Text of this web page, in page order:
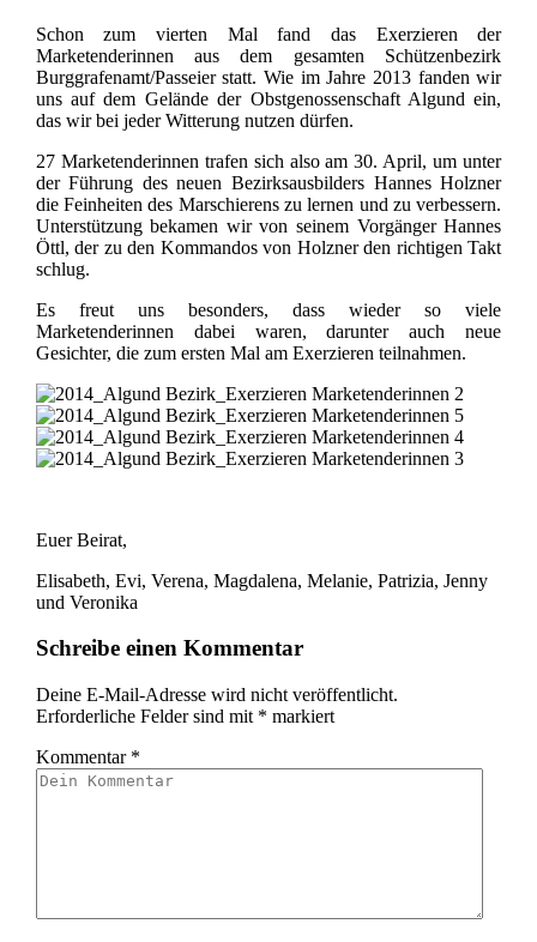
Schon zum vierten Mal fand das Exerzieren der
Marketenderinnen aus dem gesamten Schützenbezirk
Burggrafenamt/Passeier statt. Wie im Jahre 2013 fanden wir
uns auf dem Gelände der Obstgenossenschaft Algund ein,
das wir bei jeder Witterung nutzen dürfen.
27 Marketenderinnen trafen sich also am 30. April, um unter
der Führung des neuen Bezirksausbilders Hannes Holzner
die Feinheiten des Marschierens zu lernen und zu verbessern.
Unterstützung bekamen wir von seinem Vorgänger Hannes
Öttl, der zu den Kommandos von Holzner den richtigen Takt
schlug.
Es freut uns besonders, dass wieder so viele
Marketenderinnen dabei waren, darunter auch neue
Gesichter, die zum ersten Mal am Exerzieren teilnahmen.
Euer Beirat,
Elisabeth, Evi, Verena, Magdalena, Melanie, Patrizia, Jenny
und Veronika
Schreibe einen Kommentar
Deine E-Mail-Adresse wird nicht veröffentlicht.
Erforderliche Felder sind mit * markiert
Kommentar *